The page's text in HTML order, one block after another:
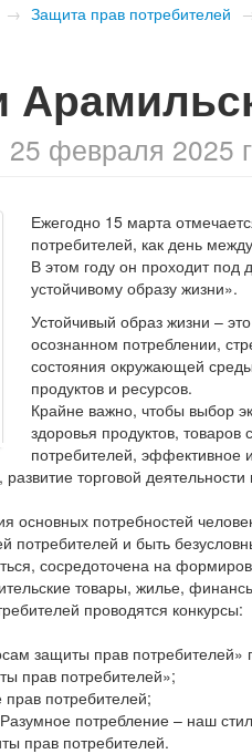
→ Защита прав потребителей
25 февраля 2025
Ежегодно 15 марта
потребителей, как день
В этом году он проходит
устойчивому образу жизни».
Устойчивый образ жизни –
осознанном потреблении,
состояния окружающей
продуктов и ресурсов.
Крайне важно, чтобы выбор
здоровья продуктов,
потребителей, эффективное
торговой деятельности
основных потребностей
потребителей и быть
сосредоточена на
товары, жилье,
проводятся конкурсы:
защиты прав потребителей»
прав потребителей»;
потребителей;
потребление – наш
прав потребителей.